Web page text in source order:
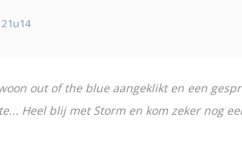
out of the blue aangeklikt en een
Heel blij met Storm en kom zeker nog